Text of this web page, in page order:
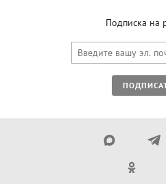
Подписка на